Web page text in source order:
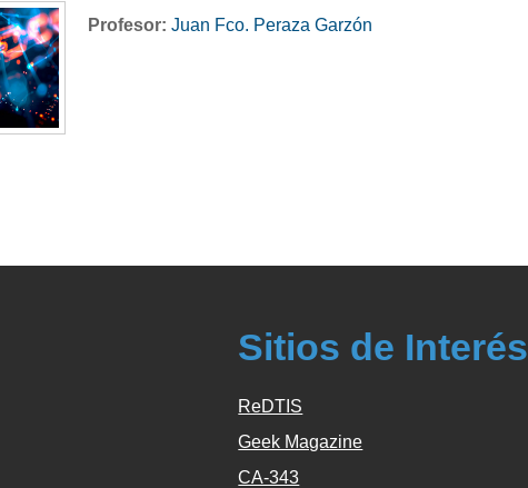
Profesor: Juan Fco. Peraza Garzón
Sitios de Interés
ReDTIS
Geek Magazine
CA-343